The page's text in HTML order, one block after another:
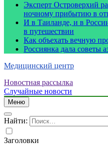
Эксперт Островерхий
ночному прибытию в
И в Таиланде, и в
в путешествии
Как объехать вечную
Россиянка дала советы
Медицинский центр
Новостная рассылка
Случайные новости
Меню
Найти:
Заголовки